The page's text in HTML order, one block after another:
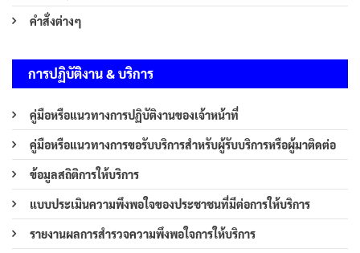
คำสั่งต่างๆ
การปฏิบัติงาน & บริการ
คู่มือหรือแนวทางการปฏิบัติงานของเจ้าหน้าที่
คู่มือหรือแนวทางการขอรับบริการสำหรับผู้รับบริการหรือผู้มาติดต่อ
ข้อมูลสถิติการให้บริการ
แบบประเมินความพึงพอใจของประชาชนที่มีต่อการให้บริการ
รายงานผลการสำรวจความพึงพอใจการให้บริการ